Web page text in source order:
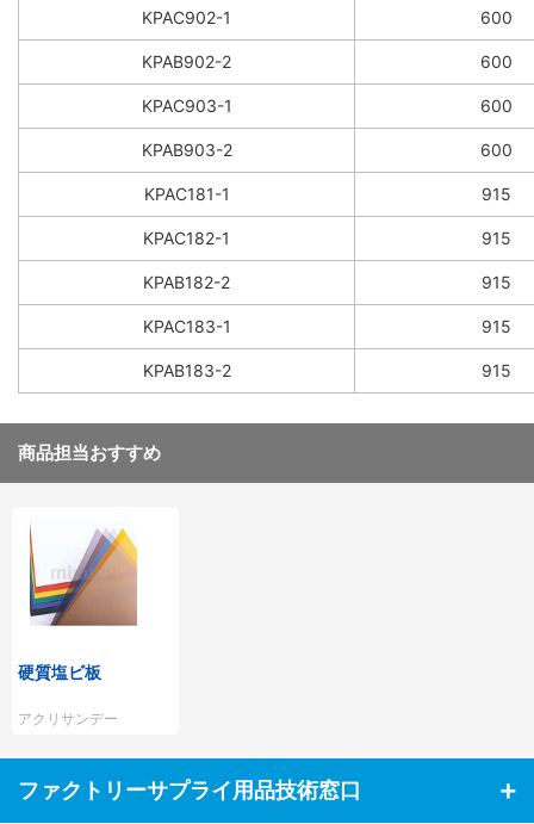
KPAC902-1 600
KPAB902-2 600
KPAC903-1 600
KPAB903-2 600
KPAC181-1 915
KPAC182-1 915
KPAB182-2 915
KPAC183-1 915
KPAB183-2 915
商品担当おすすめ
硬質塩ビ板
アクリサンデー
ファクトリーサプライ用品技術窓口